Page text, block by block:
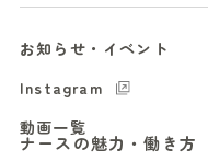
お知らせ・イベント
Instagram
動画一覧
ナースの魅力・働き方